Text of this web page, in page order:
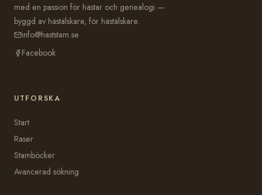
med en passion för hästar och genealogi —
byggd av hästälskare, för hästälskare.
info@haststam.se
Facebook
UTFORSKA
Start
Raser
Stamböcker
Avancerad sökning